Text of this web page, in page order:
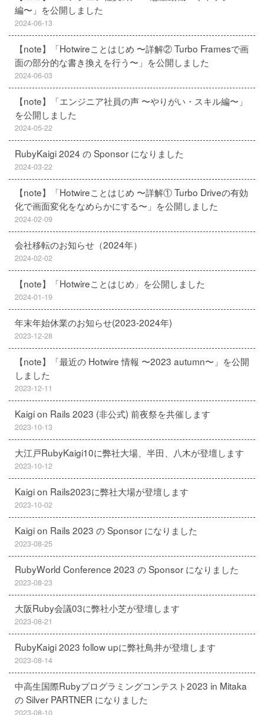
編〜」を公開しました
2024-06-13
【note】「Hotwireことはじめ 〜詳解② Turbo Framesで画
面の部分的な書き換えを行う〜」を公開しました
2024-06-03
【note】「エンジニア社員の声 〜やりがい・スキル編〜」
を公開しました
2024-05-22
RubyKaigi 2024 の Sponsor になりました
2024-03-22
【note】「Hotwireことはじめ 〜詳解① Turbo Driveの有効
化で画面変化をなめらかにする〜」を公開しました
2024-02-09
会社移転のお知らせ（2024年）
2024-02-02
【note】「Hotwireことはじめ」を公開しました
2024-01-19
年末年始休業のお知らせ(2023-2024年)
2023-12-28
【note】「最近の Hotwire 情報 〜2023 autumn〜」を公開
しました
2023-12-11
Kaigi on Rails 2023 (非公式) 前夜祭を共催します
2023-10-13
大江戸RubyKaigi10に弊社大場、半田、八木が登壇します
2023-10-12
Kaigi on Rails2023に弊社大場が登壇します
2023-10-02
Kaigi on Rails 2023 の Sponsor になりました
2023-08-25
RubyWorld Conference 2023 の Sponsor になりました
2023-08-23
大阪Ruby会議03に弊社小芝が登壇します
2023-08-21
RubyKaigi 2023 follow upに弊社鳥井が登壇します
2023-08-14
中高生国際Rubyプログラミングコンテスト2023 in Mitaka
の Silver PARTNER になりました
2023-08-10